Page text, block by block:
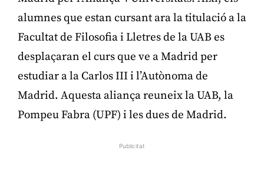
alumnes que estan cursant ara la titulació a la
Facultat de Filosofia i Lletres de la UAB es
desplaçaran el curs que ve a Madrid per
estudiar a la Carlos III i l’Autònoma de
Madrid. Aquesta aliança reuneix la UAB, la
Pompeu Fabra (UPF) i les dues de Madrid.
Publicitat